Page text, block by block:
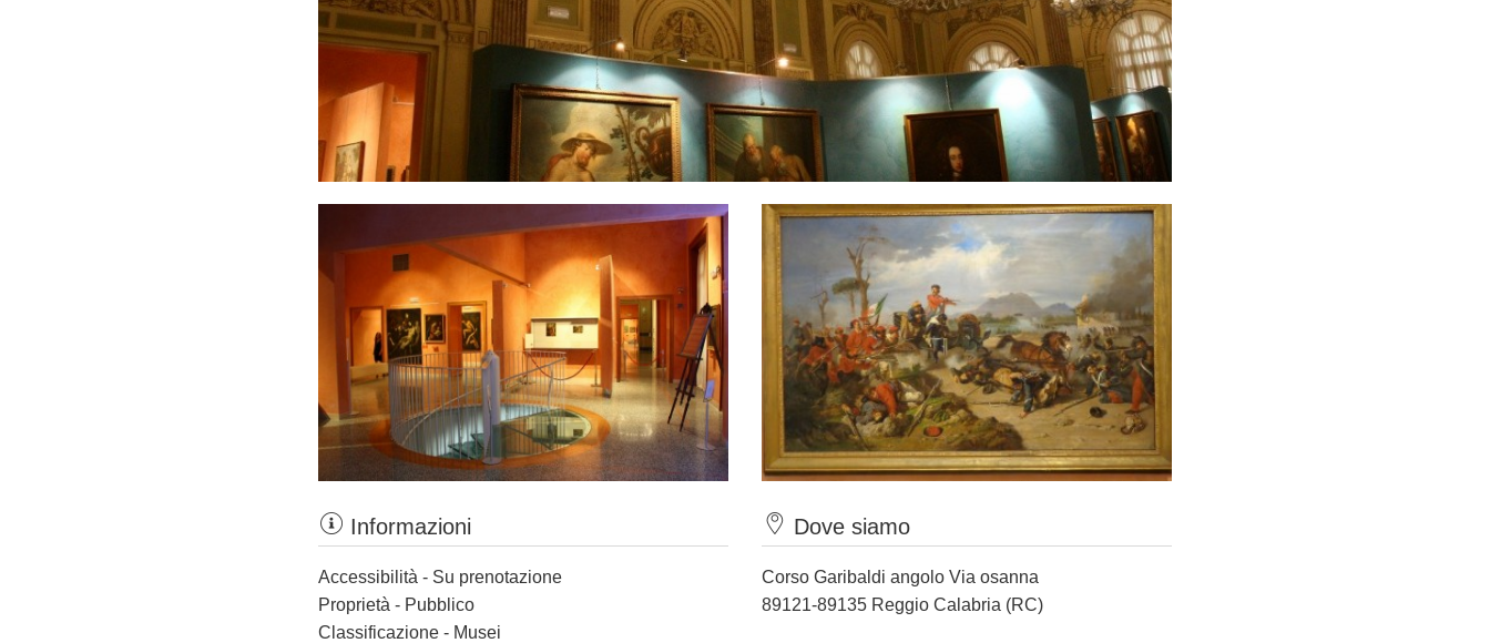
Informazioni
Accessibilità - Su prenotazione
Proprietà - Pubblico
Classificazione - Musei
Dove siamo
Corso Garibaldi angolo Via osanna
89121-89135 Reggio Calabria (RC)